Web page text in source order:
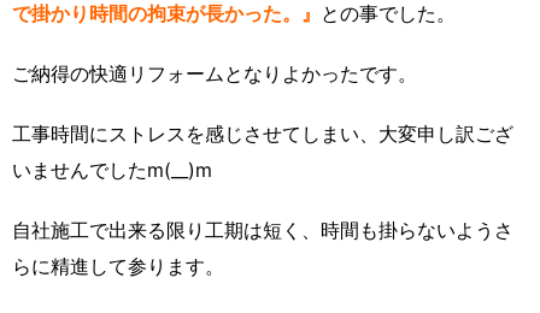
で掛かり時間の拘束が長かった。』 との事でした。
ご納得の快適リフォームとなりよかったです。
工事時間にストレスを感じさせてしまい、大変申し訳ござ
いませんでしたm(__)m
自社施工で出来る限り工期は短く、時間も掛らないようさ
らに精進して参ります。